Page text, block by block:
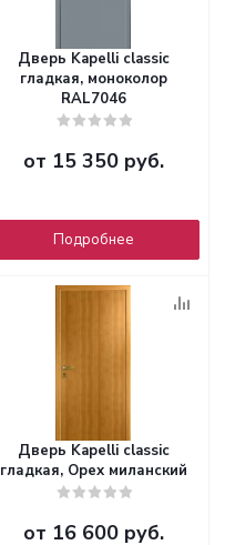
Дверь Kapelli classic
гладкая, моноколор
RAL7046
от 15 350 руб.
Подробнее
Дверь Kapelli classic
гладкая, Орех миланский
от 16 600 руб.